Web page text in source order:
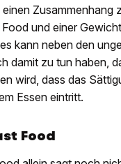
Zusammenhang
und einer
kann neben den
damit zu tun haben,
wird, dass das
Essen eintritt.
Food